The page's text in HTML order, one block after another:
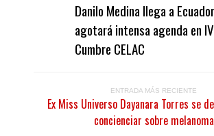
Danilo Medina llega a
agotará intensa agenda en IV
Cumbre CELAC
ENTRADA MÁS RECIENTE
Ex Miss Universo Dayanara Torres se
concienciar sobre melanoma